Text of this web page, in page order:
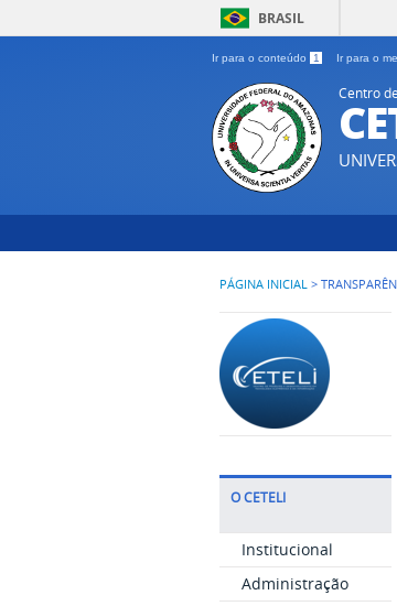
BRASIL
Ir para o conteúdo 1 Ir para o
Centro
PÁGINA INICIAL >
O CETELI
Institucional
Administração